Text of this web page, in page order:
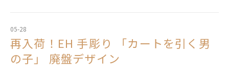
05-28
再入荷！EH 手彫り 「カートを引く男
の子」 廃盤デザイン